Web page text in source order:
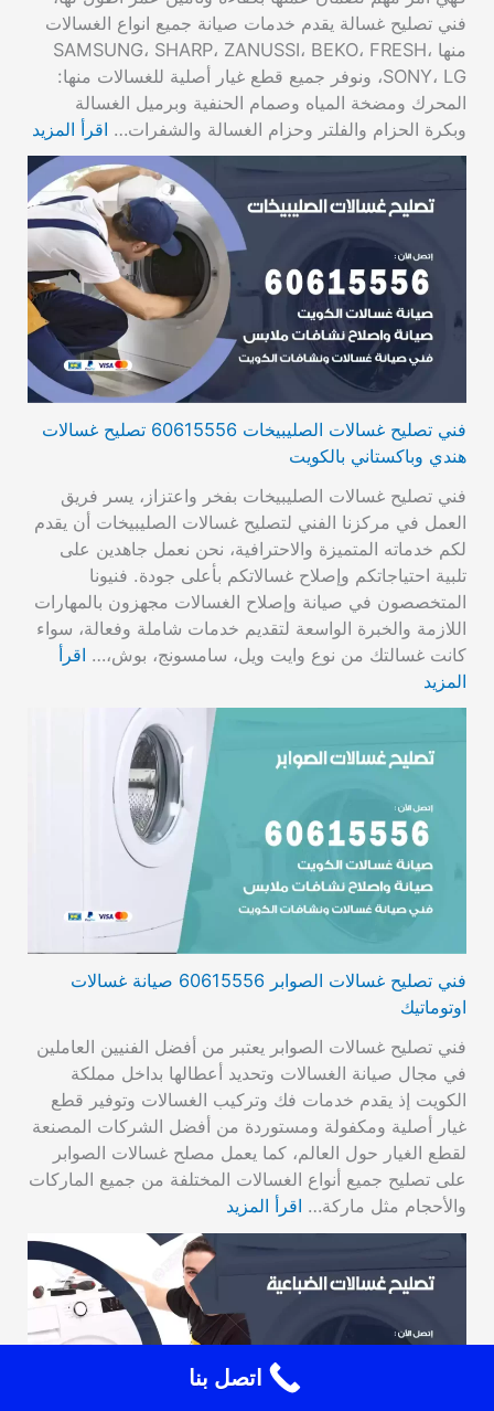
فني تصليح غسالة يقدم خدمات صيانة جميع انواع الغسالات
منها SAMSUNG، SHARP، ZANUSSI، BEKO، FRESH،
SONY، LG، ونوفر جميع قطع غيار أصلية للغسالات منها:
المحرك ومضخة المياه وصمام الحنفية وبرميل الغسالة
وبكرة الحزام والفلتر وحزام الغسالة والشفرات… اقرأ المزيد
فني تصليح غسالات الصليبيخات 60615556 تصليح غسالات
هندي وباكستاني بالكويت
فني تصليح غسالات الصليبيخات بفخر واعتزاز، يسر فريق
العمل في مركزنا الفني لتصليح غسالات الصليبيخات أن يقدم
لكم خدماته المتميزة والاحترافية، نحن نعمل جاهدين على
تلبية احتياجاتكم وإصلاح غسالاتكم بأعلى جودة. فنيونا
المتخصصون في صيانة وإصلاح الغسالات مجهزون بالمهارات
اللازمة والخبرة الواسعة لتقديم خدمات شاملة وفعالة، سواء
كانت غسالتك من نوع وايت ويل، سامسونج، بوش،… اقرأ
المزيد
فني تصليح غسالات الصوابر 60615556 صيانة غسالات
اوتوماتيك
فني تصليح غسالات الصوابر يعتبر من أفضل الفنيين العاملين
في مجال صيانة الغسالات وتحديد أعطالها بداخل مملكة
الكويت إذ يقدم خدمات فك وتركيب الغسالات وتوفير قطع
غيار أصلية ومكفولة ومستوردة من أفضل الشركات المصنعة
لقطع الغيار حول العالم، كما يعمل مصلح غسالات الصوابر
على تصليح جميع أنواع الغسالات المختلفة من جميع الماركات
والأحجام مثل ماركة… اقرأ المزيد
اتصل بنا